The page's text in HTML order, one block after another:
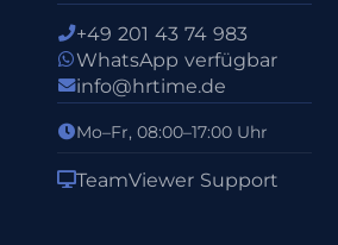
+49 201 43 74 983
WhatsApp verfügbar
info@hrtime.de
Mo–Fr, 08:00–17:00 Uhr
TeamViewer Support